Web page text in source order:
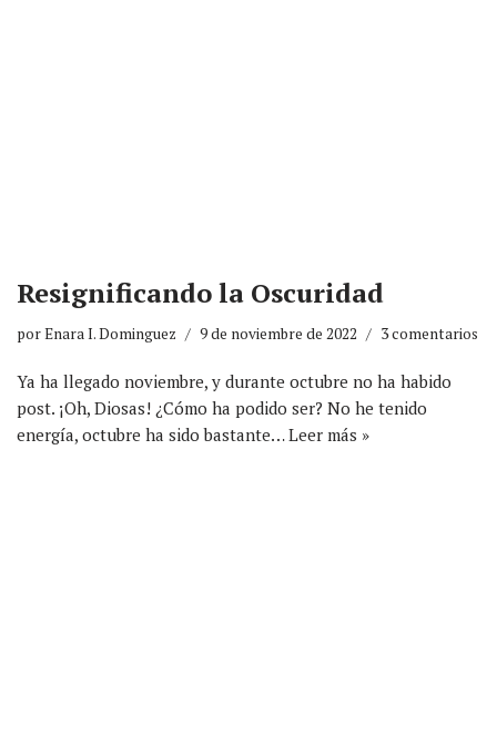
Resignificando la Oscuridad
porEnara I. Dominguez 9 de noviembre de 2022 3 comentarios
Ya ha llegado noviembre, y durante octubre no ha habido
post. ¡Oh, Diosas! ¿Cómo ha podido ser? No he tenido
energía, octubre ha sido bastante…Leer más »